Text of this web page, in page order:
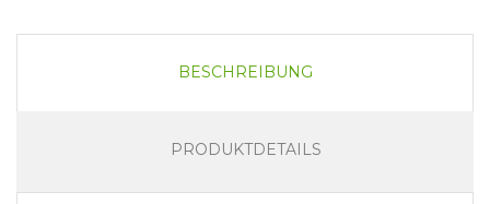
BESCHREIBUNG
PRODUKTDETAILS